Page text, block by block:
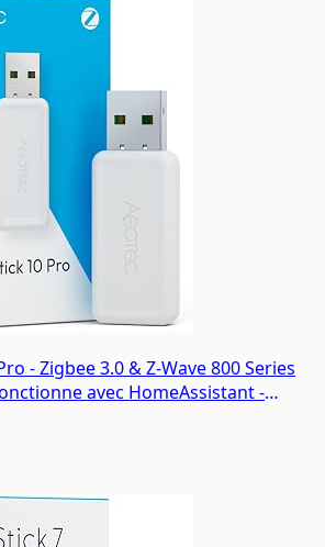
- Zigbee 3.0 & Z-Wave 800 Series
avec HomeAssistant -
- sans Nuage